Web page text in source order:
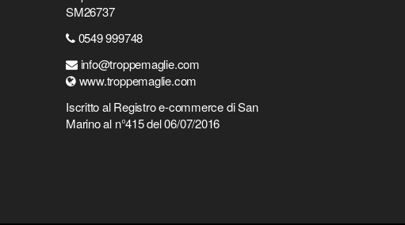
SM26737
0549 999748
info@troppemaglie.com
www.troppemaglie.com
Iscritto al Registro e-commerce di San
Marino al n°415 del 06/07/2016